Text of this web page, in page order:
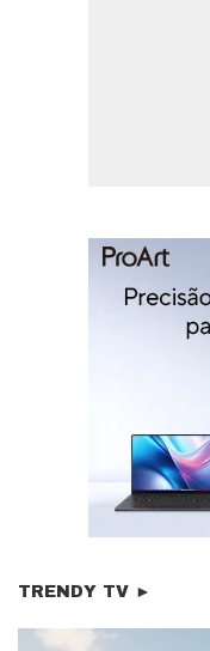
TRENDY TV ►